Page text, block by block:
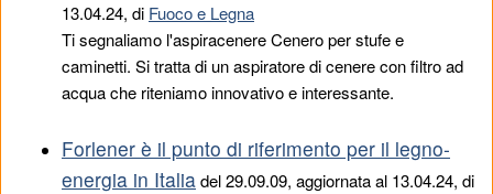
13.04.24, di Fuoco e Legna
Ti segnaliamo l'aspiracenere Cenero per stufe e
caminetti. Si tratta di un aspiratore di cenere con filtro ad
acqua che riteniamo innovativo e interessante.
Forlener è il punto di riferimento per il legno-
energia in Italiadel29.09.09, aggiornata al 13.04.24, di